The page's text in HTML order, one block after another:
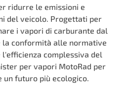
ridurre le emissioni e
del veicolo. Progettati per
i vapori di carburante dal
conformità alle normative
complessiva del
per vapori MotoRad per
futuro più ecologico.